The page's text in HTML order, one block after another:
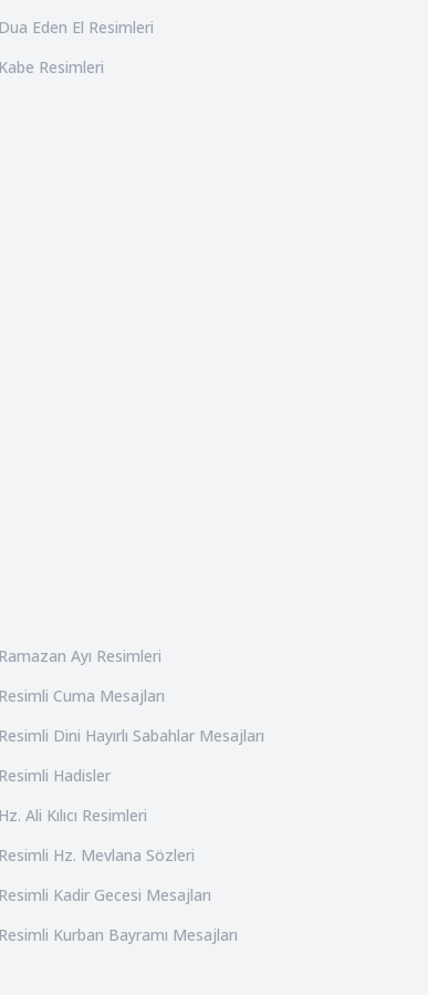
Dua Eden El Resimleri
Kabe Resimleri
Ramazan Ayı Resimleri
Resimli Cuma Mesajları
Resimli Dini Hayırlı Sabahlar Mesajları
Resimli Hadisler
Hz. Ali Kılıcı Resimleri
Resimli Hz. Mevlana Sözleri
Resimli Kadir Gecesi Mesajları
Resimli Kurban Bayramı Mesajları